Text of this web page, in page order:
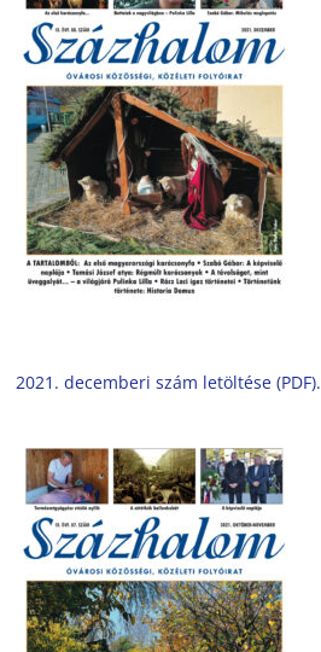
2021. decemberi szám letöltése (PDF).